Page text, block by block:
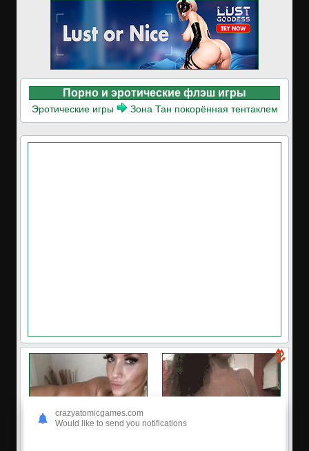
Порно и эротические флэш игры
Эротические игры Зона Тан покорённая тентаклем
crazyatomicgames.com
Would like to send you notifications